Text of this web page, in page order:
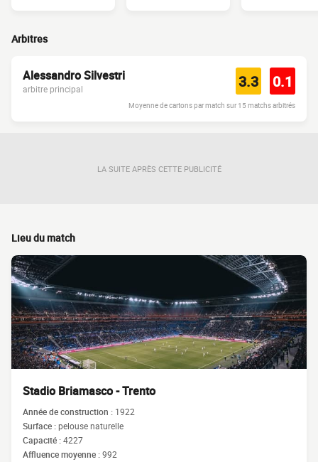
Arbitres
Alessandro Silvestri
arbitre principal 3.3 0.1
Moyenne de cartons par match sur 15 matchs arbitrés
LA SUITE APRÈS CETTE PUBLICITÉ
Lieu du match
Stadio Briamasco - Trento
Année de construction : 1922
Surface :pelouse naturelle
Capacité :4227
Affluence moyenne :992